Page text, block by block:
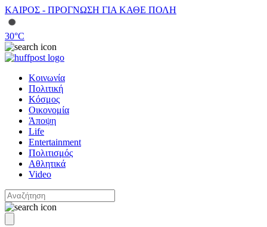
ΚΑΙΡΟΣ - ΠΡΟΓΝΩΣΗ ΓΙΑ ΚΑΘΕ ΠΟΛΗ
30°C
Κοινωνία
Πολιτική
Κόσμος
Οικονομία
Άποψη
Life
Entertainment
Πολιτισμός
Αθλητικά
Video